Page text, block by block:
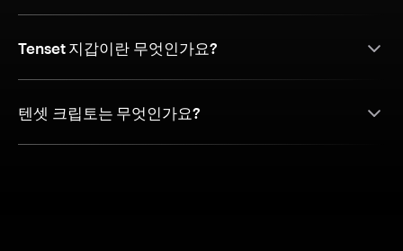
Tenset 지갑이란 무엇인가요?
텐셋 크립토는 무엇인가요?